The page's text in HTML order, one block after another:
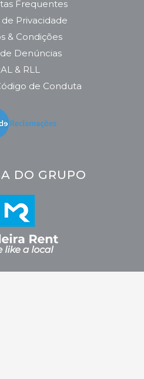
Frequentes
Privacidade
& Condições
Denúncias
& RLL
de Conduta
DO GRUPO